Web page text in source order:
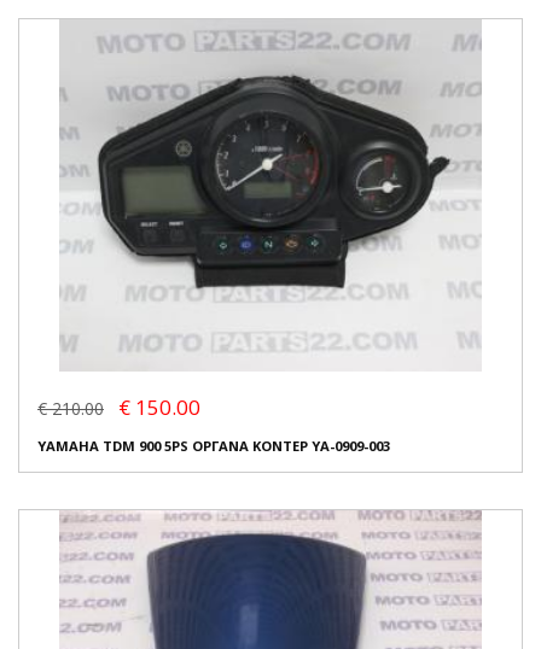
€ 210.00 € 150.00
YAMAHA TDM 900 5PS ΟΡΓΑΝΑ ΚΟΝΤΕΡ YA-0909-003